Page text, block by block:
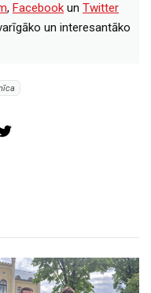
, Facebook un Twitter
un interesantāko